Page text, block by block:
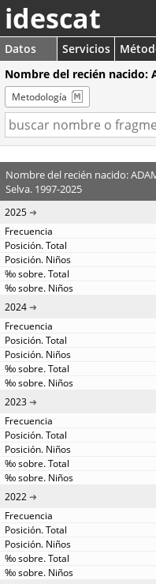
idescat
Datos Servicios
Nombre del recién nacido:
Metodología
Nombre del recién nacido:
Selva. 1997-2025
2025
2024
2023
2022